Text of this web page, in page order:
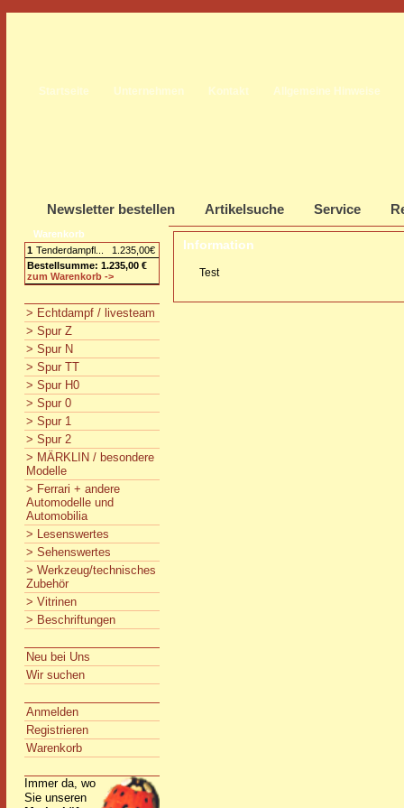
Startseite Unternehmen Kontakt Allgemeine Hinweise
Newsletter bestellen Artikelsuche Service
Warenkorb
1 Tenderdampfl...
1.235,00€
Bestellsumme: 1.235,00 €
zum Warenkorb ->
> Echtdampf / livesteam
> Spur Z
> Spur N
> Spur TT
> Spur H0
> Spur 0
> Spur 1
> Spur 2
> MÄRKLIN / besondere
Modelle
> Ferrari + andere
Automodelle und
Automobilia
> Lesenswertes
> Sehenswertes
> Werkzeug/technisches
Zubehör
> Vitrinen
> Beschriftungen
Neu bei Uns
Wir suchen
Anmelden
Registrieren
Warenkorb
Immer da, wo
Sie unseren
Information
Test